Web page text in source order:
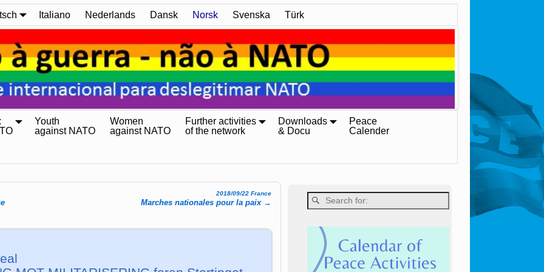
Italiano Nederlands Dansk Norsk Svenska Türk
Youth
against NATO
Women
against NATO
Further activities
of the network
Downloads
& Docu
Peace
Calender
2018/09/22 France
Marches nationales pour la paix →